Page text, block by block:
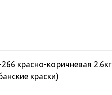
красно-коричневая 2.6кг
краски)